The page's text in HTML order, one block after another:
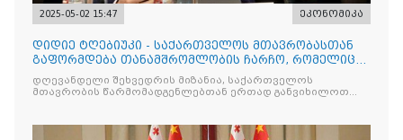
2025-05-02 15:47 ეკონომიკა
დიდიე ტღებიუკი - საქართველოს მთავრობასთან
გაფორმდება თანამშრომლობის ჩარჩო, რომელიც
იქნება მნიშვნელოვ
დღევანდელი შეხვედრის მიზანია, საქართველოს
მთავრობის წარმომადგენლებთან ერთად განვიხილოთ